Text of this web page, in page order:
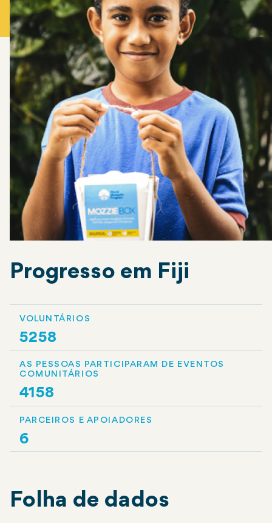
Progresso em Fiji
VOLUNTÁRIOS
5258
AS PESSOAS PARTICIPARAM DE EVENTOS
COMUNITÁRIOS
4158
PARCEIROS E APOIADORES
6
Folha de dados